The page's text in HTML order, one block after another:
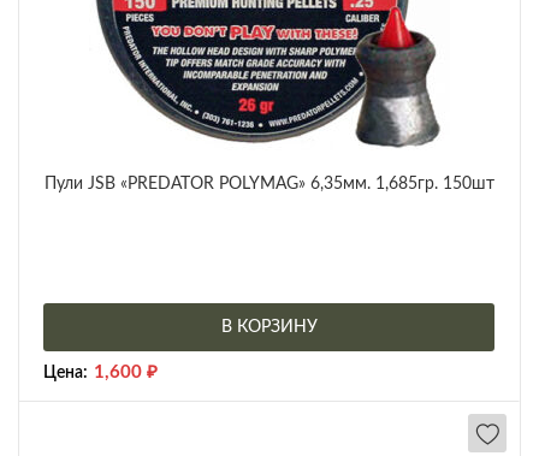
Пули JSB «PREDATOR POLYMAG» 6,35мм. 1,685гр. 150шт
В КОРЗИНУ
Цена: 1,600 ₽